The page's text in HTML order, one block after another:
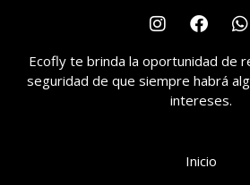
Ecofly te brinda la oportunidad de
seguridad de que siempre habrá
intereses.
Inicio